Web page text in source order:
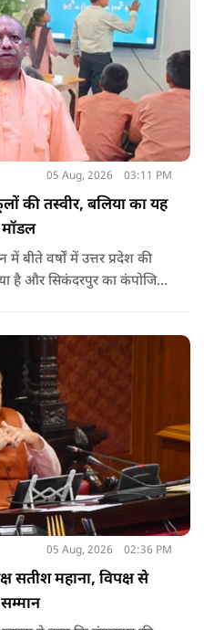
05 Aug, 2026 03:11 PM
की तस्वीर, बलिया का यह
में बीते वर्षों में उत्तर प्रदेश की
है और सिकंदरपुर का कंपोजिट
05 Aug, 2026 02:36 PM
सतीश महाना, विपक्ष से